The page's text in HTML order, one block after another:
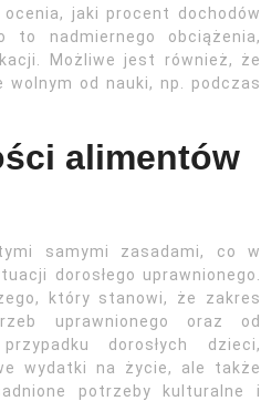
jaki procent dochodów
to nadmiernego obciążenia,
Możliwe jest również, że
od nauki, np. podczas
alimentów
samymi zasadami, co w
dorosłego uprawnionego.
który stanowi, że zakres
uprawnionego oraz od
dorosłych dzieci,
wydatki na życie, ale także
potrzeby kulturalne i